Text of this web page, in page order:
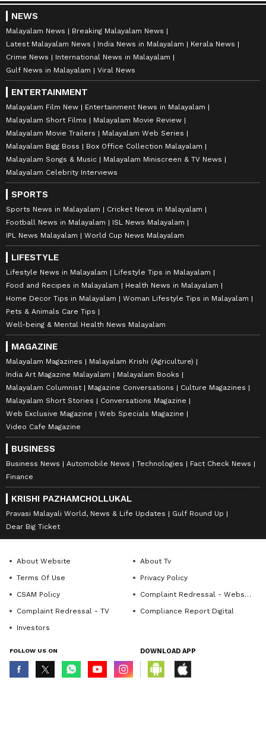
NEWS
Malayalam News
Breaking Malayalam News
Latest Malayalam News
India News in Malayalam
Kerala News
Crime News
International News in Malayalam
Gulf News in Malayalam
Viral News
ENTERTAINMENT
Malayalam Film New
Entertainment News in Malayalam
Malayalam Short Films
Malayalam Movie Review
Malayalam Movie Trailers
Malayalam Web Series
Malayalam Bigg Boss
Box Office Collection Malayalam
Malayalam Songs & Music
Malayalam Miniscreen & TV News
Malayalam Celebrity Interviews
SPORTS
Sports News in Malayalam
Cricket News in Malayalam
Football News in Malayalam
ISL News Malayalam
IPL News Malayalam
World Cup News Malayalam
LIFESTYLE
Lifestyle News in Malayalam
Lifestyle Tips in Malayalam
Food and Recipes in Malayalam
Health News in Malayalam
Home Decor Tips in Malayalam
Woman Lifestyle Tips in Malayalam
Pets & Animals Care Tips
Well-being & Mental Health News Malayalam
MAGAZINE
Malayalam Magazines
Malayalam Krishi (Agriculture)
India Art Magazine Malayalam
Malayalam Books
Malayalam Columnist
Magazine Conversations
Culture Magazines
Malayalam Short Stories
Conversations Magazine
Web Exclusive Magazine
Web Specials Magazine
Video Cafe Magazine
BUSINESS
Business News Automobile News Technologies
Fact Check News
Finance
KRISHI PAZHAMCHOLLUKAL
Pravasi Malayali World, News & Life Updates
Gulf Round Up
Dear Big Ticket
About Website
About Tv
Terms Of Use
Privacy Policy
CSAM Policy
Complaint Redressal - Website
Complaint Redressal - TV
Compliance Report Digital
Investors
FOLLOW US ON DOWNLOAD APP